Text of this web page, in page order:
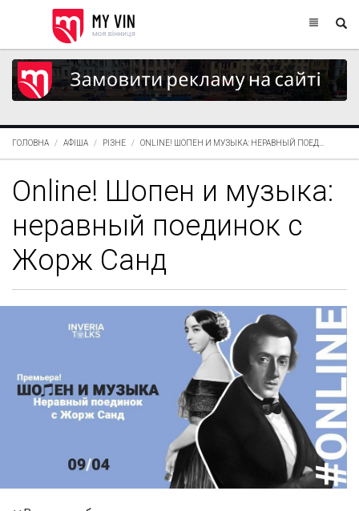
ГОЛОВНА АФІША РІЗНЕ ONLINE! ШОПЕН И МУЗЫКА: НЕРАВНЫЙ ПОЕД...
Online! Шопен и музыка:
неравный поединок с
Жорж Санд